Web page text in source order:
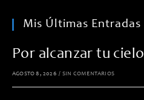
Mis Últimas Entradas
Por alcanzar tu cielo
AGOSTO 8, 2026 / SIN COMENTARIOS